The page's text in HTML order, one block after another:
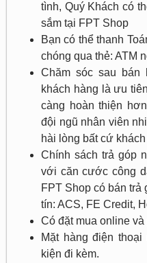
tình, Quý Khách có
sắm tại FPT Shop
Bạn có thể thanh
chóng qua thẻ: ATM
Chăm sóc sau bán
khách hàng là ưu
càng hoàn thiện
đội ngũ nhân viên
hài lòng bất cứ
Chính sách trả góp
với căn cước công
FPT Shop có bán
tín: ACS, FE Credit,
Có đặt mua online
Mặt hàng điện
kiện đi kèm.